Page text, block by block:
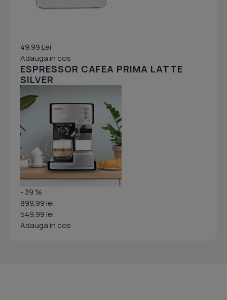
49.99 Lei
Adauga in cos
ESPRESSOR CAFEA PRIMA LATTE
SILVER
- 39 %
899.99 lei
549.99 lei
Adauga in cos